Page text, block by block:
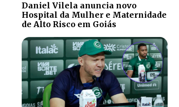
Daniel Vilela anuncia novo
Hospital da Mulher e Maternidade
de Alto Risco em Goiás